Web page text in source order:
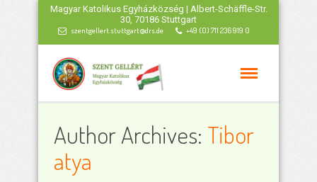
Magyar Katolikus Egyházközség | Albert-Schäffle-Str.
30, 70186 Stuttgart
szentgellert.stuttgart@drs.de +49 (0) 711 236 919 0
Author Archives: Tibor
atya